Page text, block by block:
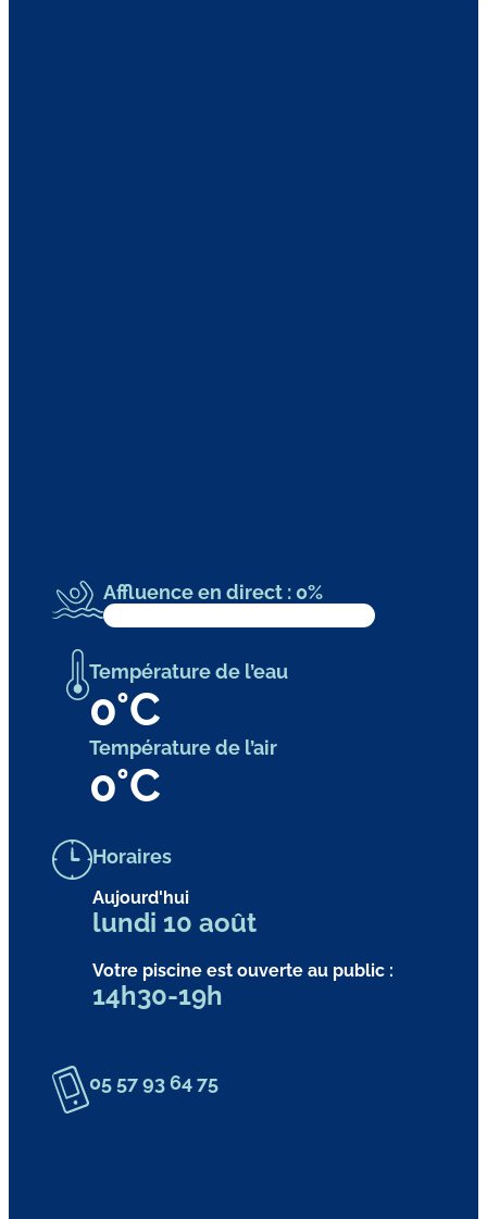
Affluence en direct : 0%
Température de l’eau
0°C
Température de l’air
0°C
Horaires
Aujourd'hui
lundi 10 août
Votre piscine est ouverte au public :
14h30-19h
05 57 93 64 75